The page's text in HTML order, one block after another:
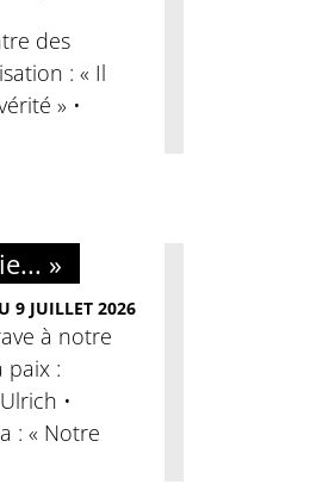
des
: « Il
» •
»
9 JUILLET 2026
à notre
paix :
•
: « Notre